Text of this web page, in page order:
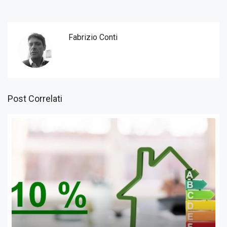
Fabrizio Conti
Post Correlati